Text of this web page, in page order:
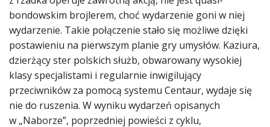
bondowskim brojlerem, choć wydarzenie goni w niej
wydarzenie. Takie połączenie stało się możliwe dzięki
postawieniu na pierwszym planie gry umysłów. Kaziura,
dzierżący ster polskich służb, obwarowany wysokiej
klasy specjalistami i regularnie inwigilujący
przeciwników za pomocą systemu Centaur, wydaje się
nie do ruszenia. W wyniku wydarzeń opisanych
w „Naborze”, poprzedniej powieści z cyklu,